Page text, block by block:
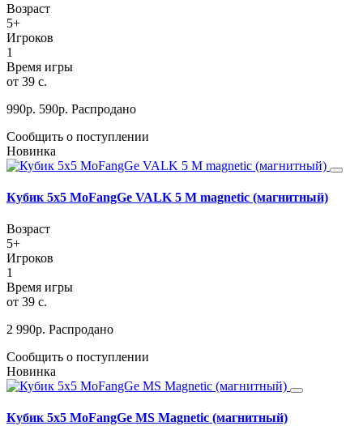
Возраст
5+
Игроков
1
Время игры
от 39 с.
990р. 590р. Распродано
Сообщить о поступлении
Новинка
Кубик 5х5 MoFangGe VALK 5 M magnetic (магнитный)
Возраст
5+
Игроков
1
Время игры
от 39 c.
2 990р. Распродано
Сообщить о поступлении
Новинка
Кубик 5х5 MoFangGe MS Magnetic (магнитный)